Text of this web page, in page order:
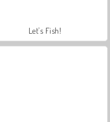
Let's Fish!